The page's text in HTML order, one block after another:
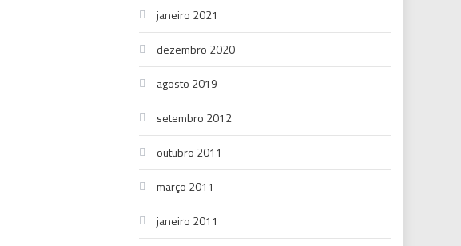
janeiro 2021
dezembro 2020
agosto 2019
setembro 2012
outubro 2011
março 2011
janeiro 2011